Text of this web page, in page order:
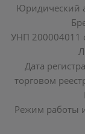
Юридический
УНП 200004011
Дата
торговом
Режим работы